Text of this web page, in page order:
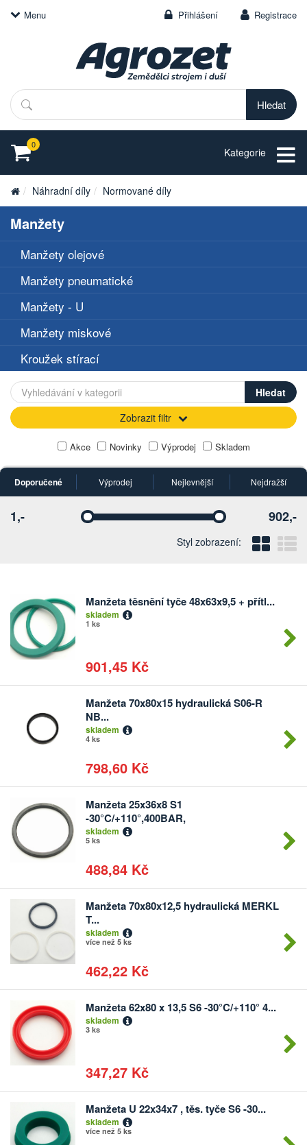
Menu Přihlášení Registrace
Hledat
0
Kategorie
Náhradní díly Normované díly
Manžety
Manžety olejové
Manžety pneumatické
Manžety - U
Manžety miskové
Kroužek stírací
Zobrazit filtr
Akce Novinky Výprodej Skladem
Doporučené Výprodej Nejlevnější Nejdražší
Vyberte Vyberte
1,- 902,-
Styl zobrazení:
Manžeta těsnění tyče 48x63x9,5 + přítl...
skladem
1 ks
901,45 Kč
Počet
kusů
Manžeta 70x80x15 hydraulická S06-R
NB...
skladem
4 ks
798,60 Kč
Počet
Manžeta 25x36x8 S1
-30°C/+110°,400BAR,
skladem
5 ks
488,84 Kč
Počet
kusů
Manžeta 70x80x12,5 hydraulická MERKL
T...
skladem
více než 5 ks
462,22 Kč
Počet
Manžeta 62x80 x 13,5 S6 -30°C/+110° 4...
skladem
3 ks
347,27 Kč
Počet
kusů
Manžeta U 22x34x7 , těs. tyče S6 -30...
skladem
více než 5 ks
Počet
kusů